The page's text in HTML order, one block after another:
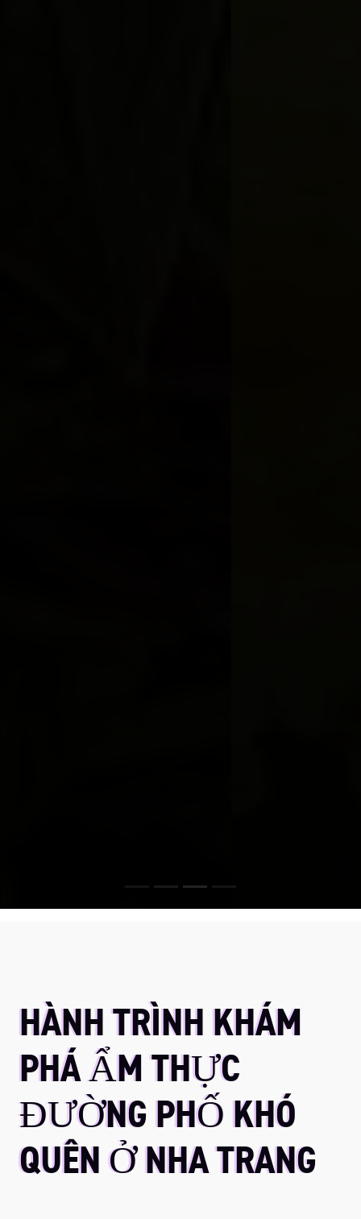
HÀNH TRÌNH KHÁM
PHÁ ẨM THỰC
ĐƯỜNG PHỐ KHÓ
QUÊN Ở NHA TRANG